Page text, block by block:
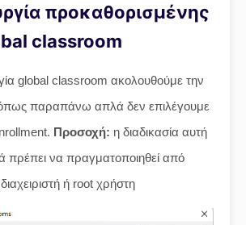
προκαθορισμένης
classroom
global classroom ακολουθούμε την
όπως παραπάνω απλά δεν επιλέγουμε
Προσοχή: η διαδικασία αυτή
πρέπει να πραγματοποιηθεί από
ή root χρήστη